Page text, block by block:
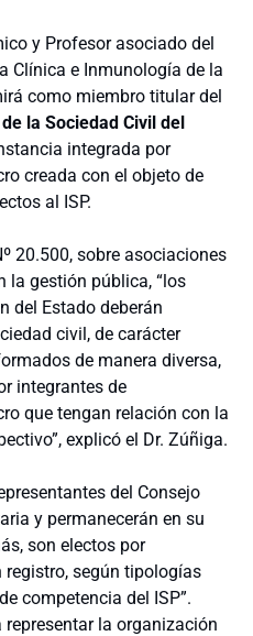
y Profesor asociado del
Clínica e Inmunología de la
como miembro titular del
la Sociedad Civil del
integrada por
creada con el objeto de
al ISP.
20.500, sobre asociaciones
la gestión pública, “los
del Estado deberán
civil, de carácter
de manera diversa,
integrantes de
que tengan relación con la
explicó el Dr. Zúñiga.
del Consejo
y permanecerán en su
son electos por
según tipologías
competencia del ISP”.
la organización